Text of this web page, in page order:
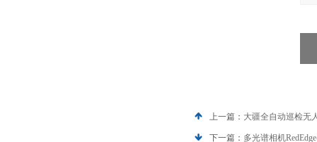
上一篇： 大疆全自动巡检无
下一篇： 多光谱相机